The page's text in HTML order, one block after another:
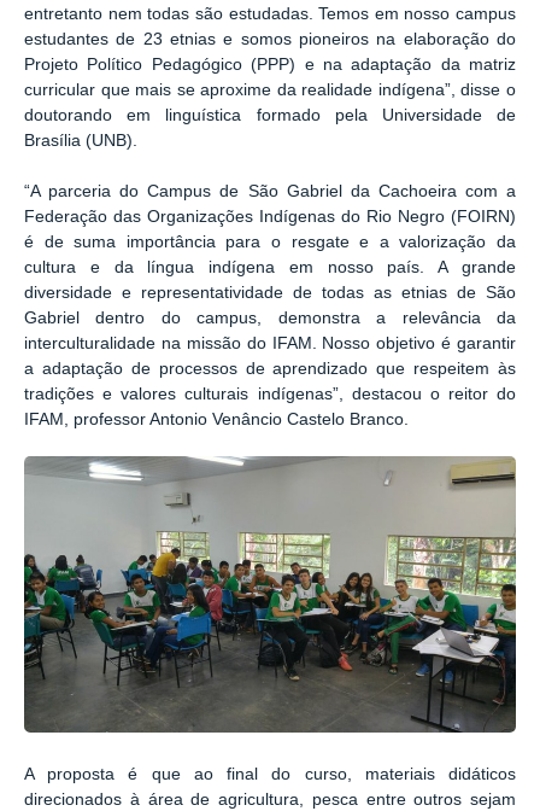
entretanto nem todas são estudadas. Temos em nosso campus
estudantes de 23 etnias e somos pioneiros na elaboração do
Projeto Político Pedagógico (PPP) e na adaptação da matriz
curricular que mais se aproxime da realidade indígena”, disse o
doutorando em linguística formado pela Universidade de
Brasília (UNB).
“A parceria do Campus de São Gabriel da Cachoeira com a
Federação das Organizações Indígenas do Rio Negro (FOIRN)
é de suma importância para o resgate e a valorização da
cultura e da língua indígena em nosso país. A grande
diversidade e representatividade de todas as etnias de São
Gabriel dentro do campus, demonstra a relevância da
interculturalidade na missão do IFAM. Nosso objetivo é garantir
a adaptação de processos de aprendizado que respeitem às
tradições e valores culturais indígenas”, destacou o reitor do
IFAM, professor Antonio Venâncio Castelo Branco.
A proposta é que ao final do curso, materiais didáticos
direcionados à área de agricultura, pesca entre outros sejam